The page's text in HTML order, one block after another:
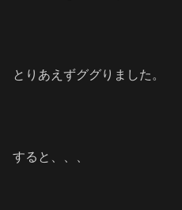
とりあえずググりました。
すると、、、